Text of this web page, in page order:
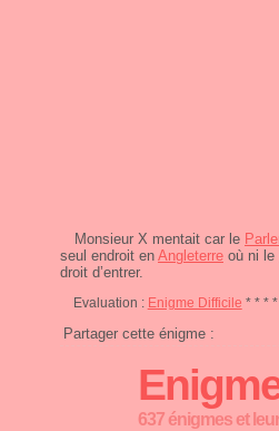
Monsieur X mentait car le
seul endroit en Angleterre où ni le
droit d’entrer.
Evaluation : Enigme Difficile * * * *
Partager cette énigme :
637 énigmes et